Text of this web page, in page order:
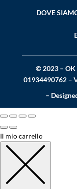
DOVE
© 2023 – OK
01934490762 –
–
Il mio carrello